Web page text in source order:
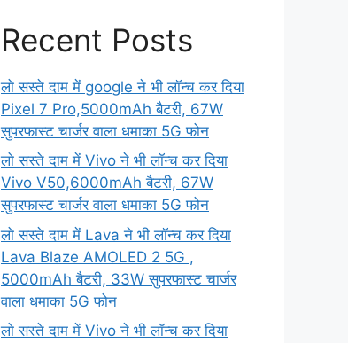
Recent Posts
लो सस्ते दाम में google ने भी लॉन्च कर दिया
Pixel 7 Pro,5000mAh बैटरी, 67W
सुपरफास्ट चार्जर वाला धमाका 5G फोन
लो सस्ते दाम में Vivo ने भी लॉन्च कर दिया
Vivo V50,6000mAh बैटरी, 67W
सुपरफास्ट चार्जर वाला धमाका 5G फोन
लो सस्ते दाम में Lava ने भी लॉन्च कर दिया
Lava Blaze AMOLED 2 5G ,
5000mAh बैटरी, 33W सुपरफास्ट चार्जर
वाला धमाका 5G फोन
लो सस्ते दाम में Vivo ने भी लॉन्च कर दिया